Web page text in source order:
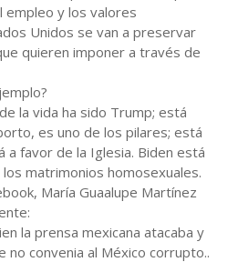
empleo y los valores
Unidos se van a preservar
quieren imponer a través de
la vida ha sido Trump; está
es uno de los pilares; está
a favor de la Iglesia. Biden está
matrimonios homosexuales.
María Guaalupe Martínez
la prensa mexicana atacaba y
no convenia al México corrupto..